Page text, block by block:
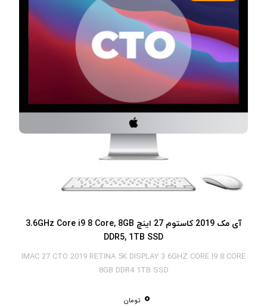
آی‎ مک 2019 کاستوم 27 اینچ 3.6GHz Core i9 8 Core, 8GB
DDR5, 1TB SSD
IMAC 27 CTO 2019 RETINA 5K DISPLAY 3 6GHZ CORE I9 8 CORE
8GB DDR4 1TB SSD
0 تومان